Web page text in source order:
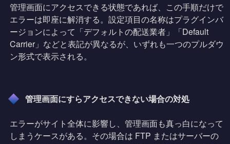
管理画面にアクセスできる状態であれば、この手順だけで
エラーは即座に解消する。設定項目の名称はプラグインバ
ージョンによって「デフォルトの配送業者」「Default
Carrier」などと表記が異なるが、いずれも一つのプルダウ
ン形式で表示される。
管理画面にすらアクセスできない場合の対処
エラーがサイト全体に影響し、管理画面も真っ白になって
しまうケースがある。その場合は FTP またはサーバーの